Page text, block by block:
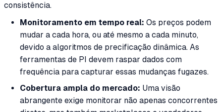
consistência.
Monitoramento em tempo real: Os preços podem
mudar a cada hora, ou até mesmo a cada minuto,
devido a algoritmos de precificação dinâmica. As
ferramentas de PI devem raspar dados com
frequência para capturar essas mudanças fugazes.
Cobertura ampla do mercado: Uma visão
abrangente exige monitorar não apenas concorrentes